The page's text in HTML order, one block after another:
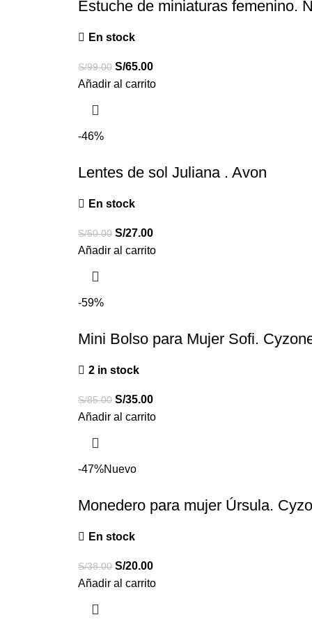
Estuche de miniaturas femenino.
En stock
S/99.00 S/65.00
Añadir al carrito
-46%
Lentes de sol Juliana . Avon
En stock
S/50.00 S/27.00
Añadir al carrito
-59%
Mini Bolso para Mujer Sofi.
2 in stock
S/85.00 S/35.00
Añadir al carrito
-47%Nuevo
Monedero para mujer Úrsula.
En stock
S/38.00 S/20.00
Añadir al carrito